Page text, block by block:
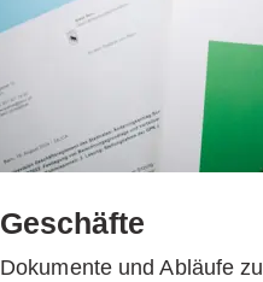
Geschäfte
Dokumente und Abläufe zu